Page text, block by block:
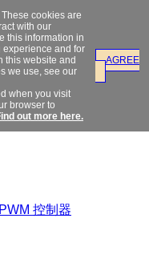
控制器
AGREE
cookies are
with our
this information in
experience and for
this website and
we use, see our
when you visit
browser to
out more here.